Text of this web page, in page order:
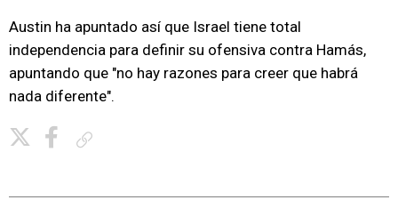
Austin ha apuntado así que Israel tiene total
independencia para definir su ofensiva contra Hamás,
apuntando que "no hay razones para creer que habrá
nada diferente".